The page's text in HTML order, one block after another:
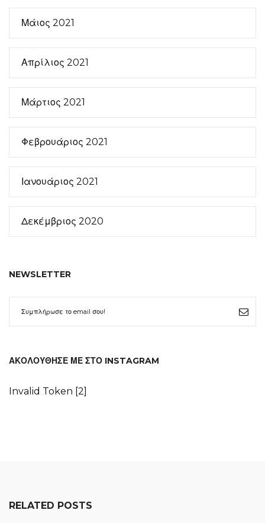
Μάιος 2021
Απρίλιος 2021
Μάρτιος 2021
Φεβρουάριος 2021
Ιανουάριος 2021
Δεκέμβριος 2020
NEWSLETTER
ΑΚΟΛΟΎΘΗΣΕ ΜΕ ΣΤΟ INSTAGRAM
Invalid Token [2]
RELATED POSTS